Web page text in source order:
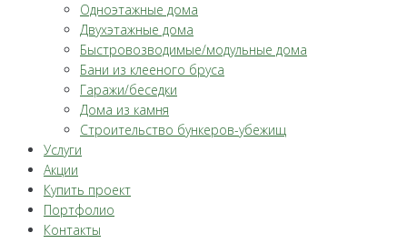
Одноэтажные дома
Двухэтажные дома
Быстровозводимые/модульные дома
Бани из клееного бруса
Гаражи/беседки
Дома из камня
Строительство бункеров-убежищ
Услуги
Акции
Купить проект
Портфолио
Контакты